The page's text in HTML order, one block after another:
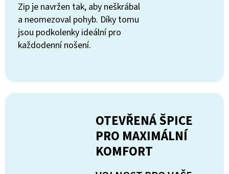
Zip je navržen tak, aby neškrábal
a neomezoval pohyb. Díky tomu
jsou podkolenky ideální pro
každodenní nošení.
OTEVŘENÁ ŠPICE
PRO MAXIMÁLNÍ
KOMFORT